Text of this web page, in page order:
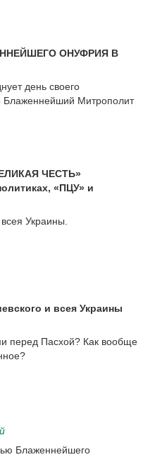
ОНУФРИЯ В
день своего
Блаженнейший Митрополит
ЧЕСТЬ»
«ПЦУ» и
Украины.
и всея Украины
перед Пасхой? Как вообще
Блаженнейшего